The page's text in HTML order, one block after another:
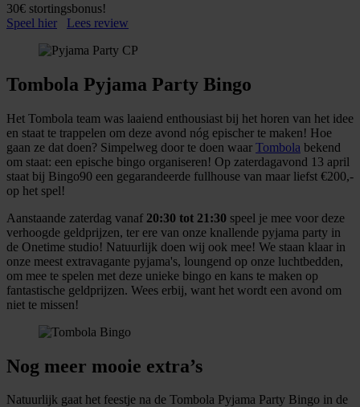
30€ stortingsbonus!
Speel hier
Lees review
Tombola Pyjama Party Bingo
Het Tombola team was laaiend enthousiast bij het horen van het idee
en staat te trappelen om deze avond nóg epischer te maken! Hoe
gaan ze dat doen? Simpelweg door te doen waar Tombola bekend
om staat: een epische bingo organiseren! Op zaterdagavond 13 april
staat bij Bingo90 een gegarandeerde fullhouse van maar liefst €200,-
op het spel!
Aanstaande zaterdag vanaf 20:30 tot 21:30 speel je mee voor deze
verhoogde geldprijzen, ter ere van onze knallende pyjama party in
de Onetime studio! Natuurlijk doen wij ook mee! We staan klaar in
onze meest extravagante pyjama's, loungend op onze luchtbedden,
om mee te spelen met deze unieke bingo en kans te maken op
fantastische geldprijzen. Wees erbij, want het wordt een avond om
niet te missen!
Nog meer mooie extra’s
Natuurlijk gaat het feestje na de Tombola Pyjama Party Bingo in de